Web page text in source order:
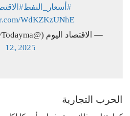
#أسعار_النفط
WdKZKzUNhE
— الاقتصاد اليوم (@EconomyTodayma)
12, 2025
الحرب التجارية